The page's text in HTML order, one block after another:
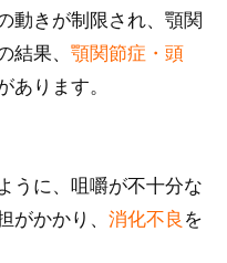
動きが制限され、顎関
結果、 顎関節症・頭
あります。
うに、咀嚼が不十分な
がかかり、 消化不良 を